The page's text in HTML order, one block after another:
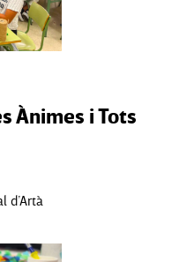
Ànimes i Tots
d’Artà